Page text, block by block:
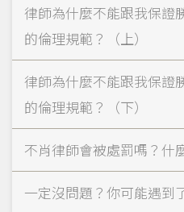
律師為什麼不能跟我保證
的倫理規範？（上）
律師為什麼不能跟我保證
的倫理規範？（下）
不肖律師會被處罰嗎？什
一定沒問題？你可能遇到